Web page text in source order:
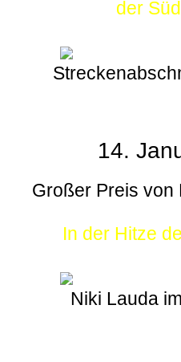
der
14.
Großer Preis von
In der Hitze
Niki Lauda